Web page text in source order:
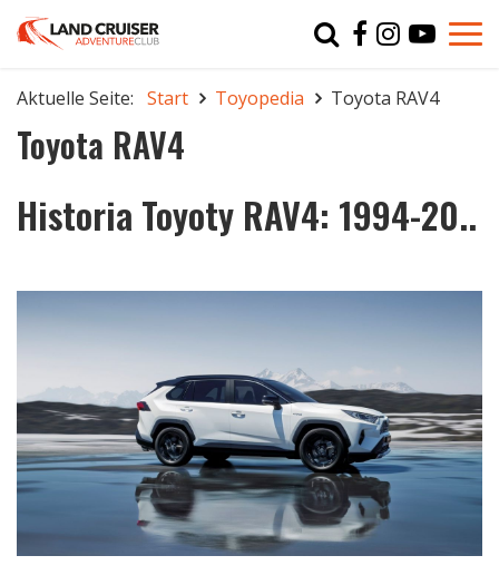
Aktuelle Seite: Start Toyopedia Toyota RAV4
Toyota RAV4
Historia Toyoty RAV4: 1994-20..